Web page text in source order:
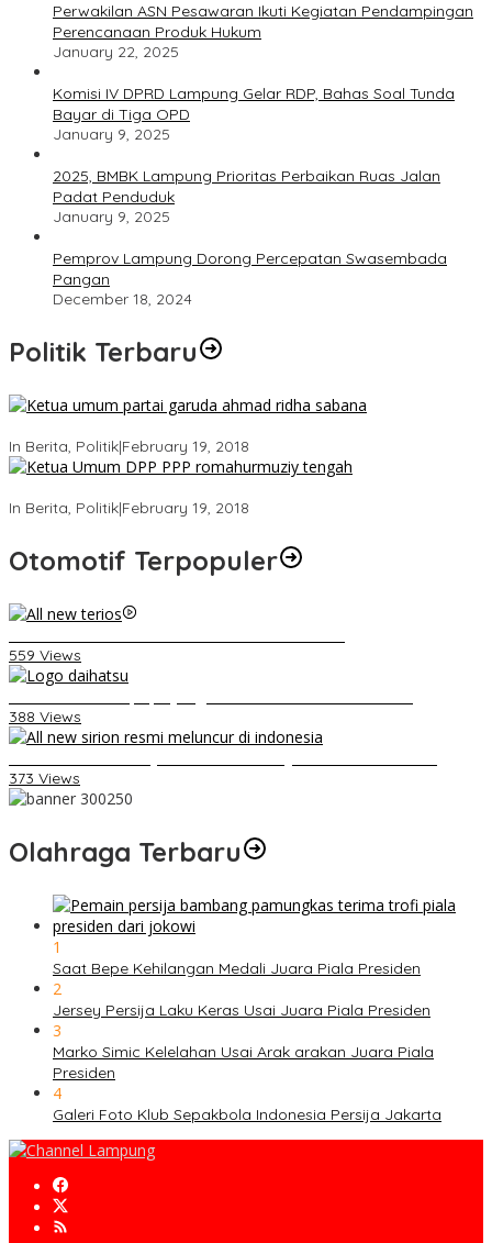
Perwakilan ASN Pesawaran Ikuti Kegiatan Pendampingan
Perencanaan Produk Hukum
January 22, 2025
Komisi IV DPRD Lampung Gelar RDP, Bahas Soal Tunda
Bayar di Tiga OPD
January 9, 2025
2025, BMBK Lampung Prioritas Perbaikan Ruas Jalan
Padat Penduduk
January 9, 2025
Pemprov Lampung Dorong Percepatan Swasembada
Pangan
December 18, 2024
Politik Terbaru
In Berita, Politik|February 19, 2018
In Berita, Politik|February 19, 2018
Otomotif Terpopuler
559 Views
388 Views
373 Views
Olahraga Terbaru
1
Saat Bepe Kehilangan Medali Juara Piala Presiden
2
Jersey Persija Laku Keras Usai Juara Piala Presiden
3
Marko Simic Kelelahan Usai Arak arakan Juara Piala
Presiden
4
Galeri Foto Klub Sepakbola Indonesia Persija Jakarta